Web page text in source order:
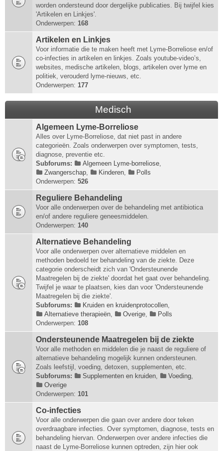
worden ondersteund door dergelijke publicaties. Bij twijfel kies
'Artikelen en Linkjes'.
Onderwerpen: 168
Artikelen en Linkjes
Voor informatie die te maken heeft met Lyme-Borreliose en/of
co-infecties in artikelen en linkjes. Zoals youtube-video’s,
websites, medische artikelen, blogs, artikelen over lyme en
politiek, verouderd lyme-nieuws, etc.
Onderwerpen: 177
Medisch
Algemeen Lyme-Borreliose
Alles over Lyme-Borreliose, dat niet past in andere
categorieën. Zoals onderwerpen over symptomen, tests,
diagnose, preventie etc.
Subforums:
Algemeen Lyme-borreliose,
Zwangerschap, Kinderen,
Polls
Onderwerpen: 526
Reguliere Behandeling
Voor alle onderwerpen over de behandeling met antibiotica
en/of andere reguliere geneesmiddelen.
Onderwerpen: 140
Alternatieve Behandeling
Voor alle onderwerpen over alternatieve middelen en
methoden bedoeld ter behandeling van de ziekte. Deze
categorie onderscheidt zich van 'Ondersteunende
Maatregelen bij de ziekte' doordat het gaat over behandeling.
Twijfel je waar te plaatsen, kies dan voor 'Ondersteunende
Maatregelen bij die ziekte'.
Subforums:
Kruiden en kruidenprotocollen,
Alternatieve therapieën, Overige,
Polls
Onderwerpen: 108
Ondersteunende Maatregelen bij de ziekte
Voor alle methoden en middelen die je naast de reguliere of
alternatieve behandeling mogelijk kunnen ondersteunen.
Zoals leefstijl, voeding, detoxen, supplementen, etc.
Subforums:
Supplementen en kruiden, Voeding,
Overige
Onderwerpen: 101
Co-infecties
Voor alle onderwerpen die gaan over andere door teken
overdraagbare infecties. Over symptomen, diagnose, tests en
behandeling hiervan. Onderwerpen over andere infecties die
naast de Lyme-Borreliose kunnen optreden, zijn hier ook